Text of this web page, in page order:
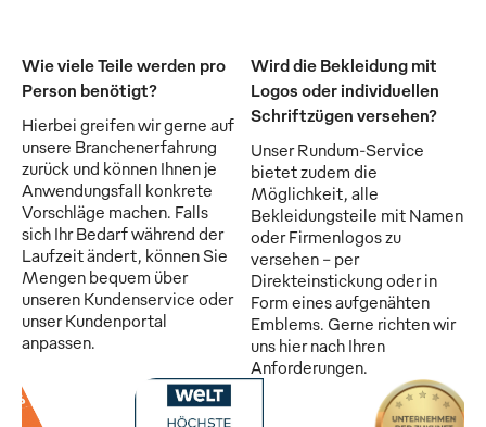
Wie viele Teile werden pro
Person benötigt?
Hierbei greifen wir gerne auf
unsere Branchenerfahrung
zurück und können Ihnen je
Anwendungsfall konkrete
Vorschläge machen. Falls
sich Ihr Bedarf während der
Laufzeit ändert, können Sie
Mengen bequem über
unseren Kundenservice oder
unser Kundenportal
anpassen.
Wird die Bekleidung mit
Logos oder individuellen
Schriftzügen versehen?
Unser Rundum-Service
bietet zudem die
Möglichkeit, alle
Bekleidungsteile mit Namen
oder Firmenlogos zu
versehen - per
Direkteinstickung oder in
Form eines aufgenähten
Emblems. Gerne richten wir
uns hier nach Ihren
Anforderungen.